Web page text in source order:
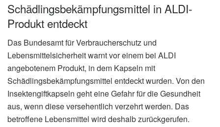
Schädlingsbekämpfungsmittel in ALDI-
Produkt entdeckt
Das Bundesamt für Verbraucherschutz und
Lebensmittelsicherheit warnt vor einem bei ALDI
angebotenem Produkt, in dem Kapseln mit
Schädlingsbekämpfungsmittel entdeckt wurden. Von den
Insektengiftkapseln geht eine Gefahr für die Gesundheit
aus, wenn diese versehentlich verzehrt werden. Das
betroffene Lebensmittel wird deshalb zurückgerufen.